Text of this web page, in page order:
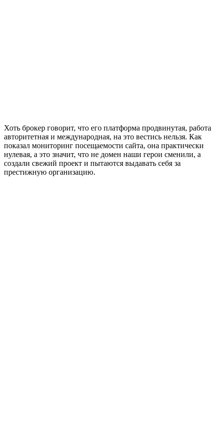
Хоть брокер говорит, что его платформа продвинутая, работа
авторитетная и международная, на это вестись нельзя. Как
показал мониторинг посещаемости сайта, она практически
нулевая, а это значит, что не домен наши герои сменили, а
создали свежий проект и пытаются выдавать себя за
престижную организацию.